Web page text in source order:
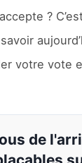
?
votre vote
de